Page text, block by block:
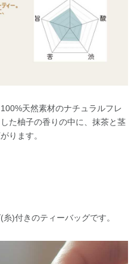
天然素材のナチュラルフレ
た柚子の香りの中に、抹茶と茎
ります。
)付きのティーバッグです。